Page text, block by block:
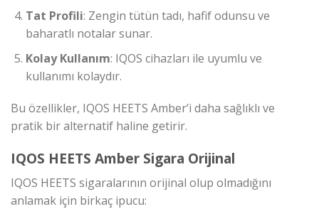
Tat Profili: Zengin tütün tadı, hafif odunsu ve
baharatlı notalar sunar.
Kolay Kullanım: IQOS cihazları ile uyumlu ve
kullanımı kolaydır.
Bu özellikler, IQOS HEETS Amber’i daha sağlıklı ve
pratik bir alternatif haline getirir.
IQOS HEETS Amber Sigara Orijinal
IQOS HEETS sigaralarının orijinal olup olmadığını
anlamak için birkaç ipucu: